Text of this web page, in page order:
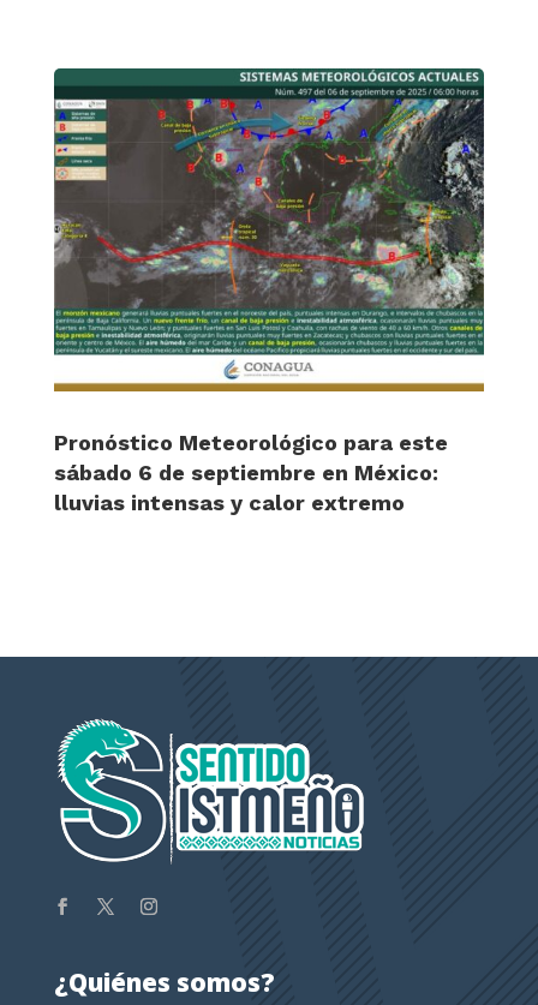
Pronóstico Meteorológico para este
sábado 6 de septiembre en México:
lluvias intensas y calor extremo
¿Quiénes somos?